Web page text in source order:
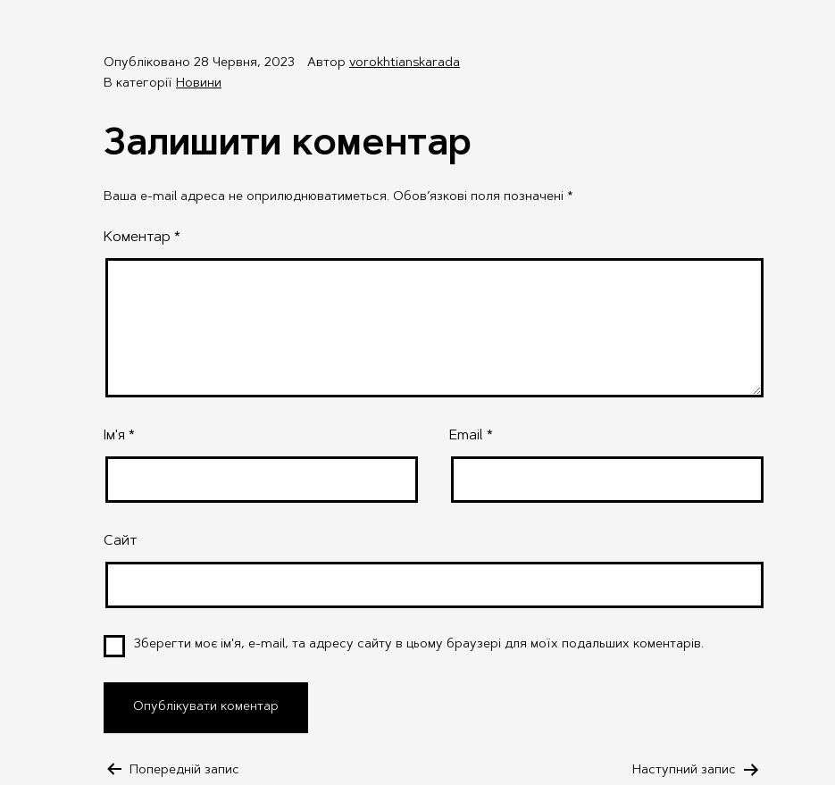
Опубліковано 28 Червня, 2023 Автор vorokhtianskarada
В категорії Новини
Залишити коментар
Ваша e-mail адреса не оприлюднюватиметься. Обов’язкові поля позначені *
Коментар *
Ім'я * Email*
Сайт
Зберегти моє ім'я, e-mail, та адресу сайту в цьому браузері для моїх подальших коментарів.
Навігація
Попередній запис Наступний запис